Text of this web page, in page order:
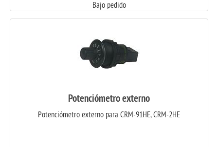
Bajo pedido
Potenciómetro externo
Potenciómetro externo para CRM-91HE, CRM-2HE